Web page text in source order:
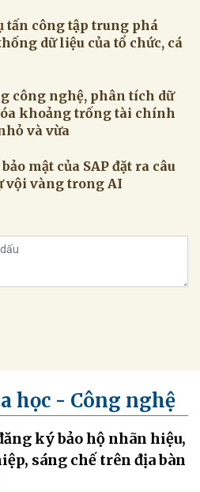
tấn công tập trung phá
dữ liệu của tổ chức, cá
công nghệ, phân tích dữ
khoảng trống tài chính
và vừa
mật của SAP đặt ra câu
vội vàng trong AI
học - Công nghệ
ký bảo hộ nhãn hiệu,
sáng chế trên địa bàn